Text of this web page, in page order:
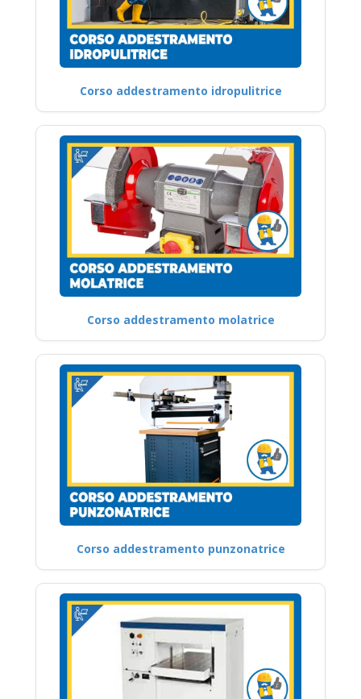
Corso addestramento idropulitrice
Corso addestramento molatrice
Corso addestramento punzonatrice